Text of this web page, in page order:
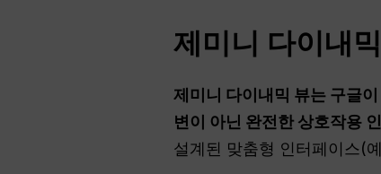
제미니 다이내
제미니 다이내믹 뷰는 구글
변이 아닌 완전한 상호작용
설계된 맞춤형 인터페이스(